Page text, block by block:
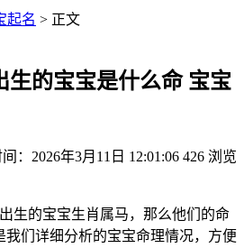
起名 > 正文
生的宝宝是什么命 宝宝
间：2026年3月11日 12:01:06 426 浏览
生的宝宝生肖属马，那么他们的命
们详细分析的宝宝命理情况，方便